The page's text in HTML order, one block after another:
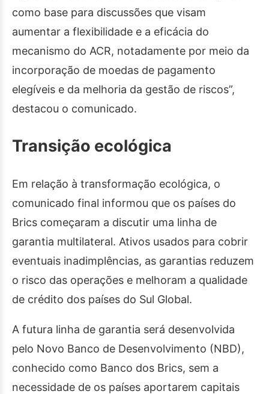
como base para discussões que visam
aumentar a flexibilidade e a eficácia do
mecanismo do ACR, notadamente por meio da
incorporação de moedas de pagamento
elegíveis e da melhoria da gestão de riscos”,
destacou o comunicado.
Transição ecológica
Em relação à transformação ecológica, o
comunicado final informou que os países do
Brics começaram a discutir uma linha de
garantia multilateral. Ativos usados para cobrir
eventuais inadimplências, as garantias reduzem
o risco das operações e melhoram a qualidade
de crédito dos países do Sul Global.
A futura linha de garantia será desenvolvida
pelo Novo Banco de Desenvolvimento (NBD),
conhecido como Banco dos Brics, sem a
necessidade de os países aportarem capitais